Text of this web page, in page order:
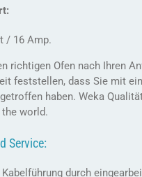
/ 16 Amp.
richtigen Ofen nach Ihren
feststellen, dass Sie mit
haben. Weka
world.
Service:
durch